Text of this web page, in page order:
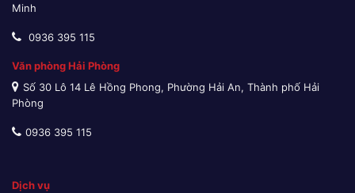
Minh
0936 395 115
Văn phòng Hải Phòng
Số 30 Lô 14 Lê Hồng Phong, Phường Hải An, Thành phố Hải
Phòng
0936 395 115
Dịch vụ